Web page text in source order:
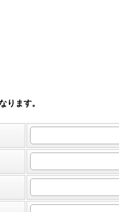
ります。